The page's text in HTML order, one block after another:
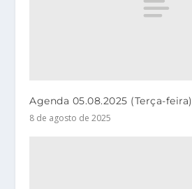
Agenda 05.08.2025 (Terça-feira)
8 de agosto de 2025